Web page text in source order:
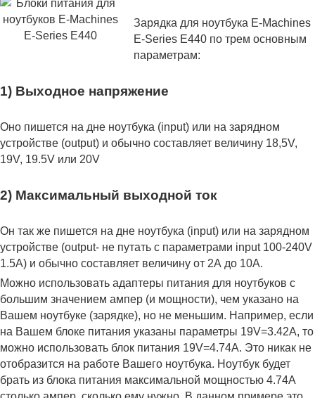
Зарядка для ноутбука E-Machines
E-Series E440 по трем основным
параметрам:
1) Выходное напряжение
Оно пишется на дне ноутбука (input) или на зарядном
устройстве (output) и обычно составляет величину 18,5V,
19V, 19.5V или 20V
2) Максимальный выходной ток
Он так же пишется на дне ноутбука (input) или на зарядном
устройстве (output- не путать с параметрами input 100-240V
1.5A) и обычно составляет величину от 2А до 10A.
Можно использовать адаптеры питания для ноутбуков с
большим значением ампер (и мощности), чем указано на
Вашем ноутбуке (зарядке), но не меньшим. Например, если
на Вашем блоке питания указаны параметры 19V=3.42A, то
можно использовать блок питания 19V=4.74A. Это никак не
отобразится на работе Вашего ноутбука. Ноутбук будет
брать из блока питания максимальной мощностью 4.74А